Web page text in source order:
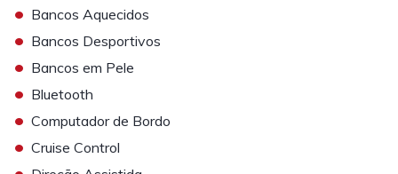
• Bancos Aquecidos
• Bancos Desportivos
• Bancos em Pele
• Bluetooth
• Computador de Bordo
• Cruise Control